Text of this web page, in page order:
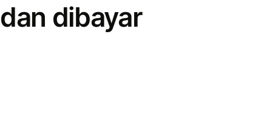
dan dibayar